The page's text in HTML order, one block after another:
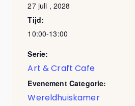
27 juli , 2028
Tijd:
10:00-13:00
Serie:
Art & Craft Cafe
Evenement Categorie:
Wereldhuiskamer